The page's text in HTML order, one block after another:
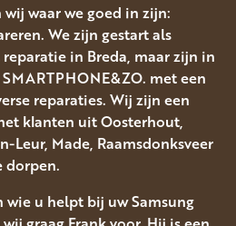
waar we goed in zijn:
We zijn gestart als
in Breda, maar zijn in
met een
reparaties. Wij zijn een
klanten uit Oosterhout,
Leur, Made, Raamsdonksveer
dorpen.
u helpt bij uw Samsung